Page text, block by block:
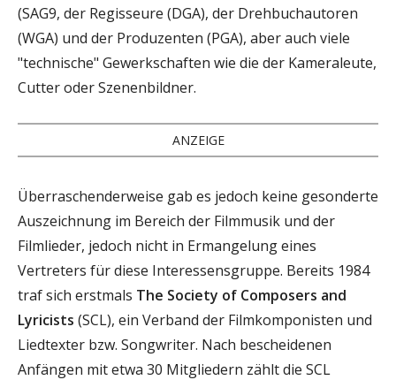
(SAG9, der Regisseure (DGA), der Drehbuchautoren
(WGA) und der Produzenten (PGA), aber auch viele
"technische" Gewerkschaften wie die der Kameraleute,
Cutter oder Szenenbildner.
ANZEIGE
Überraschenderweise gab es jedoch keine gesonderte
Auszeichnung im Bereich der Filmmusik und der
Filmlieder, jedoch nicht in Ermangelung eines
Vertreters für diese Interessensgruppe. Bereits 1984
traf sich erstmals The Society of Composers and
Lyricists (SCL), ein Verband der Filmkomponisten und
Liedtexter bzw. Songwriter. Nach bescheidenen
Anfängen mit etwa 30 Mitgliedern zählt die SCL